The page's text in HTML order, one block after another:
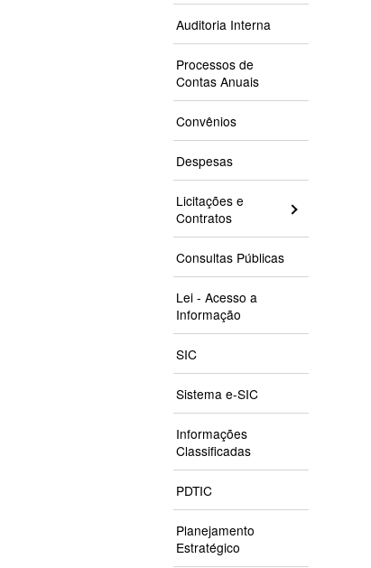
Auditoria Interna
Processos de
Contas Anuais
Convênios
Despesas
Licitações e
Contratos
Consultas Públicas
Lei - Acesso a
Informação
SIC
Sistema e-SIC
Informações
Classificadas
PDTIC
Planejamento
Estratégico